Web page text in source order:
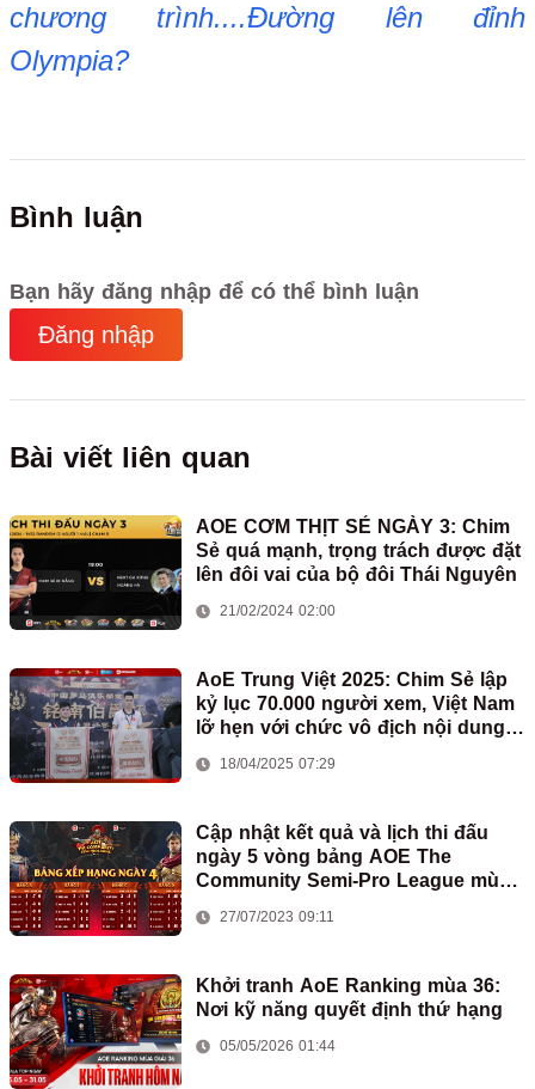
chương trình....Đường lên đỉnh
Olympia?
Bình luận
Bạn hãy đăng nhập để có thể bình luận
Đăng nhập
Bài viết liên quan
AOE CƠM THỊT SẺ NGÀY 3: Chim
Sẻ quá mạnh, trọng trách được đặt
lên đôi vai của bộ đôi Thái Nguyên
21/02/2024 02:00
AoE Trung Việt 2025: Chim Sẻ lập
kỷ lục 70.000 người xem, Việt Nam
lỡ hẹn với chức vô địch nội dung
18/04/2025 07:29
Cập nhật kết quả và lịch thi đấu
ngày 5 vòng bảng AOE The
Community Semi-Pro League mùa
27/07/2023 09:11
Khởi tranh AoE Ranking mùa 36:
Nơi kỹ năng quyết định thứ hạng
05/05/2026 01:44